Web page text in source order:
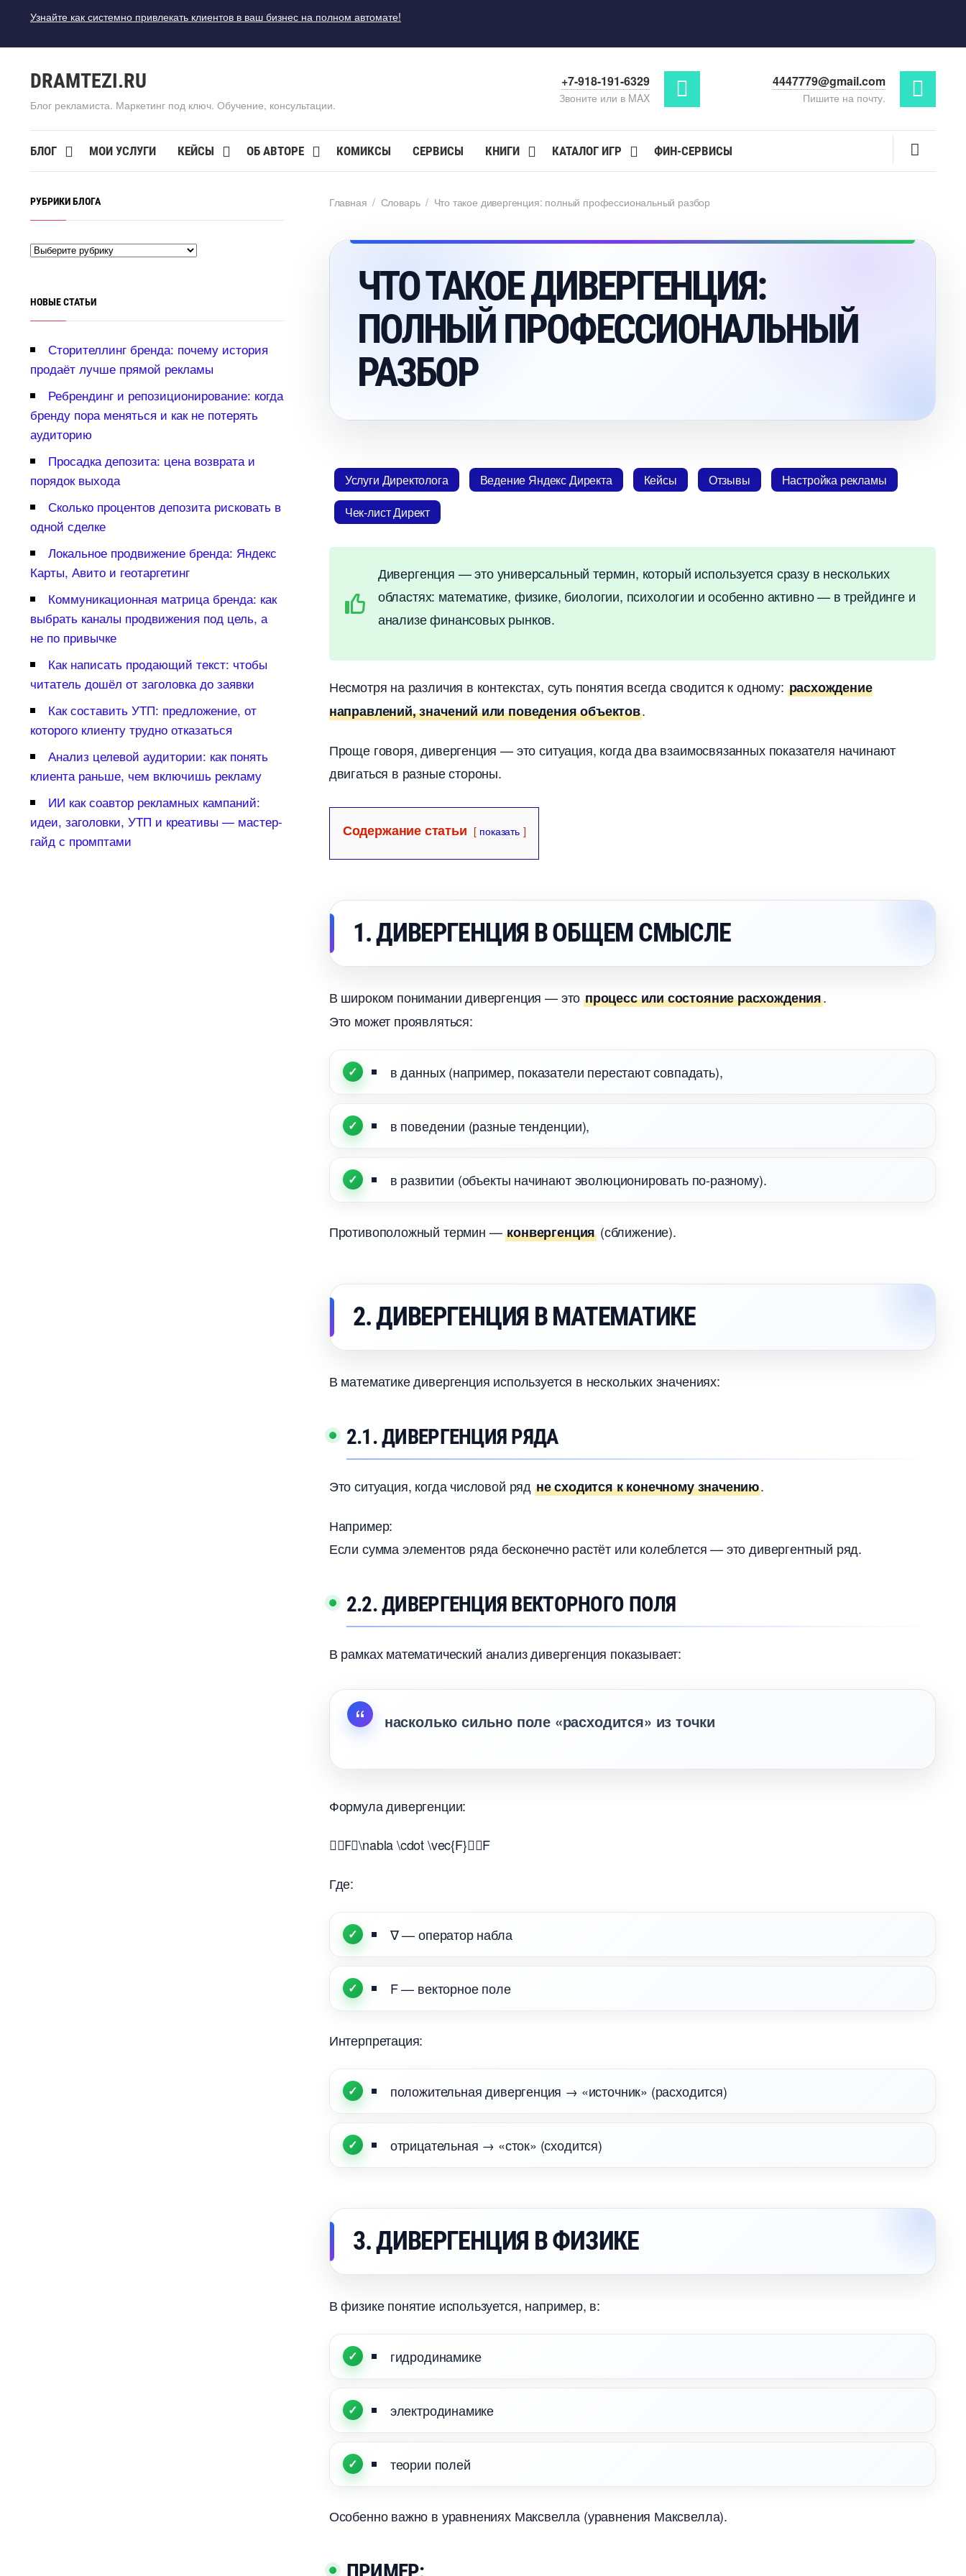
Узнайте как системно привлекать клиентов в ваш бизнес на полном автомате!
DRAMTEZI.RU
Блог рекламиста. Маркетинг под ключ. Обучение, консультации.
+7-918-191-6329
Звоните или в MAX
4447779@gmail.com
Пишите на почту.
БЛОГ МОИ УСЛУГИ КЕЙСЫ ОБ АВТОРЕ КОМИКСЫ СЕРВИСЫ КНИГИ КАТАЛОГ ИГР ФИН-СЕРВИСЫ
Главная / Словарь/ Что такое дивергенция: полный профессиональный разбор
ЧТО ТАКОЕ ДИВЕРГЕНЦИЯ:
ПОЛНЫЙ ПРОФЕССИОНАЛЬНЫЙ
РАЗБОР
Услуги Директолога едение Яндекс Директа Кейсы Отзывы
Настройка рекламы
Чек-лист Директ
Дивергенция — это универсальный термин, который используется сразу в нескольких
областях: математике, физике, биологии, психологии и особенно активно — в трейдинге и
анализе финансовых рынков.
Несмотря на различия в контекстах, суть понятия всегда сводится к одному: расхождение
направлений, значений или поведения объекто.
Проще говоря, дивергенция — это ситуация, когда два взаимосвязанных показателя начинают
двигаться в разные стороны.
Содержание статьи показать
1. ДИВЕРГЕНЦИЯ В ОБЩЕМ СМЫСЛЕ
широком понимании дивергенция — это процесс или состояние расхождения.
Это может проявляться:
данных (например, показатели перестают совпадать),
поведении (разные тенденции),
развитии (объекты начинают эволюционировать по-разному).
Противоположный термин —конвергенция (сближение).
2. ДИВЕРГЕНЦИЯ В МАТЕМАТИКЕ
математике дивергенция используется в нескольких значениях:
2.1. ДИВЕРГЕНЦИЯ РЯДА
Это ситуация, когда числовой ряд не сходится к конечному значению.
Например:
Если сумма элементов ряда бесконечно растёт или колеблется — это дивергентный ряд.
2.2. ДИВЕРГЕНЦИЯ ВЕКТОРНОГО ПОЛЯ
рамкахматематический анализдивергенция показывает:
насколько сильно поле «расходится» из точки
Формула дивергенции:
∇⋅F⃗\nabla \cdot \vec{F}∇⋅F
Где:
∇ — оператор набла
F — векторное поле
Интерпретация:
положительная дивергенция → «источник» (расходится)
отрицательная → «сток» (сходится)
3. ДИВЕРГЕНЦИЯ В ФИЗИКЕ
физике понятие используется, например, в:
идродинамике
электродинамике
теории полей
Особенно важно в уравнениях Максвелла (уравнения Максвелла).
РУБРИКИ БЛОГА
НОВЫЕ СТАТЬИ
Сторителлинг бренда: почему история
продаёт лучше прямой рекламы
Ребрендинг и репозиционирование: когда
ренду пора меняться и как не потерять
аудиторию
Просадка депозита: цена возврата и
порядок выхода
Сколько процентов депозита рисковать
одной сделке
Локальное продвижение бренда: Яндекс
Карты, Авито и геотаргетин
Коммуникационная матрица бренда: как
ыбрать каналы продвижения под цель, а
не по привычке
Как написать продающий текст: чтобы
читатель дошёл от заголовка до заявки
Как составить УТП: предложение, от
которого клиенту трудно отказаться
Анализ целевой аудитории: как понять
клиента раньше, чем включишь рекламу
ИИ как соавтор рекламных кампаний:
идеи, заголовки, УТП и креативы — мастер-
айд с промптами